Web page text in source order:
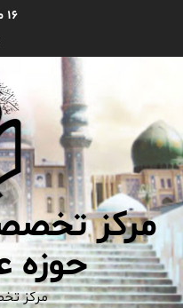
۱۶ مرداد ۱۴۰۵
مرکز
حوزه
مرکز